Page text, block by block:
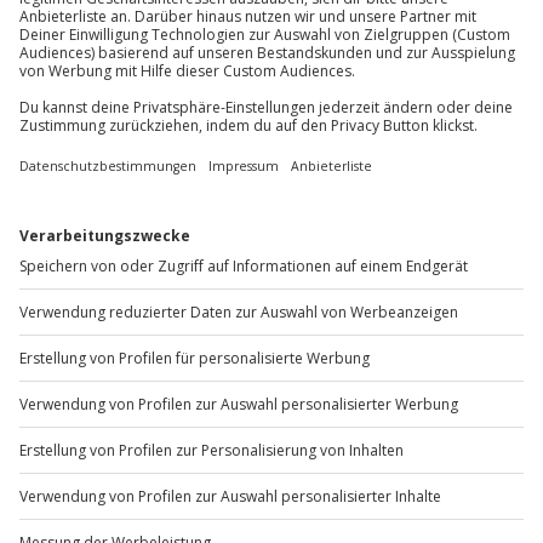
Du möchtest als Firma bestellen?
Sichere Dir attraktive Firmenkunden Vorteile.
+49 89 / 60 60 89 700
Mo-Fr: 9-17 Uhr
b2b@jochen-schweizer.de
www.b2b.jochen-schweizer.de/
Artikelnummer:29073
Andere Produkte entdecken